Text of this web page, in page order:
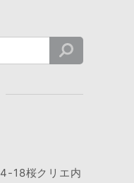
18桜クリエ内